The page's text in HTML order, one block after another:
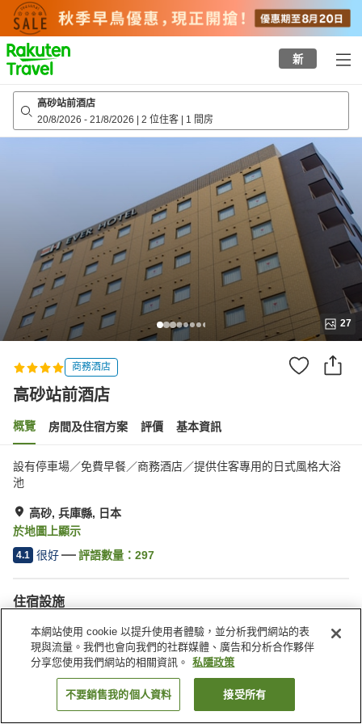
to
top
page
新
高砂站前酒店
20/8/2026 - 21/8/2026 | 2 位住客 | 1 間房
27
商務酒店
高砂站前酒店
概覽 房間及住宿方案 評價 基本資訊
設有停車場／免費早餐／商務酒店／提供住客專用的日式風格大浴
池
高砂, 兵庫縣, 日本
於地圖上顯示
4.1 很好 評語數量： 297
住宿設施
停車場
水療/美容院
餐廳
自動販賣機
找客房
本網站使用 cookie 以提升使用者體驗，並分析我們網站的表
現與流量。我們也會向我們的社群媒體、廣告和分析合作夥伴
分享您使用我們網站的相關資訊。
私隱政策
不要銷售我的個人資料 接受所有